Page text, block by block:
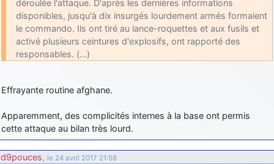
déroulée l'attaque. D'après les dernières informations
disponibles, jusqu'à dix insurgés lourdement armés formaient
le commando. Ils ont tiré au lance-roquettes et aux fusils et
activé plusieurs ceintures d'explosifs, ont rapporté des
responsables. (…)
Effrayante routine afghane.
Apparemment, des complicités internes à la base ont permis
cette attaque au bilan très lourd.
d9pouces, le 24 avril 2017 21:58